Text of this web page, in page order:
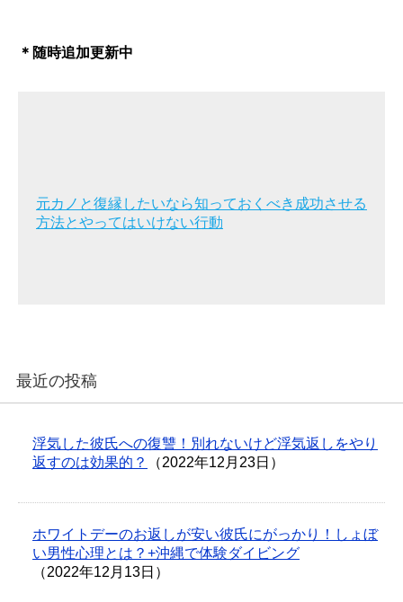
＊随時追加更新中
元カノと復縁したいなら知っておくべき成功させる
方法とやってはいけない行動
最近の投稿
浮気した彼氏への復讐！別れないけど浮気返しをやり
返すのは効果的？
（2022年12月23日）
ホワイトデーのお返しが安い彼氏にがっかり！しょぼ
い男性心理とは？+沖縄で体験ダイビング
（2022年12月13日）